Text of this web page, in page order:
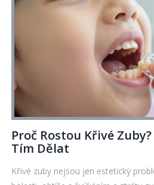
Proč Rostou Křivé
Tím Dělat
Křivé zuby nejsou jen estetický